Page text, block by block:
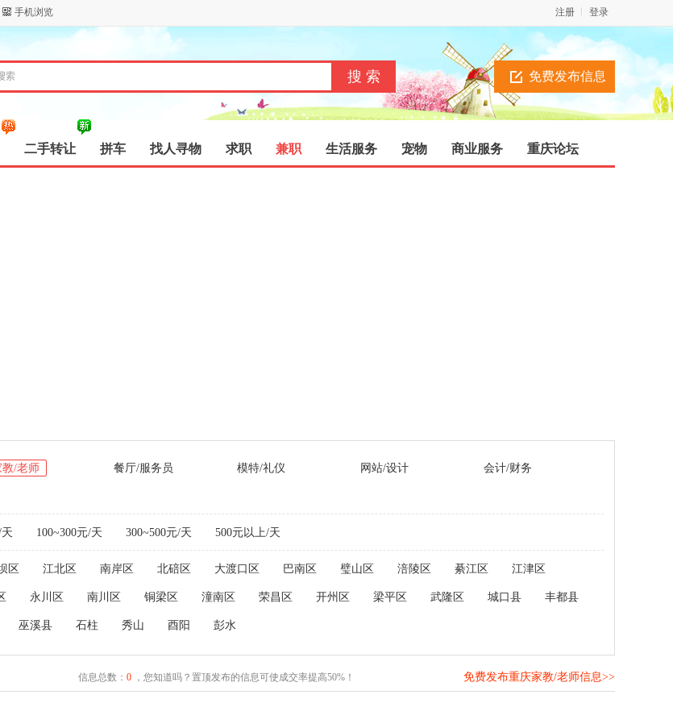
手机浏览 登录
注册
免费发布信息
二手转让 拼车 找人寻物 求职 兼职 生活服务 宠物 商业服务 重庆论坛
教/老师 餐厅/服务员 模特/礼仪 网站/设计 会计/财务
100~300元/天 300~500元/天 500元以上/天
区 江北区 南岸区 北碚区 大渡口区 巴南区 璧山区 涪陵区 綦江区 江津区
永川区 南川区 铜梁区 潼南区 荣昌区 开州区 梁平区 武隆区 城口县 丰都县
巫溪县 石柱 秀山 酉阳 彭水
信息总数： 0，您知道吗？置顶发布的信息可使成交率提高50%！ 免费发布重庆家教/老师信息>>